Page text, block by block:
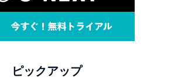
ピックアップ